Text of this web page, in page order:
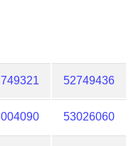
52749436
53026060